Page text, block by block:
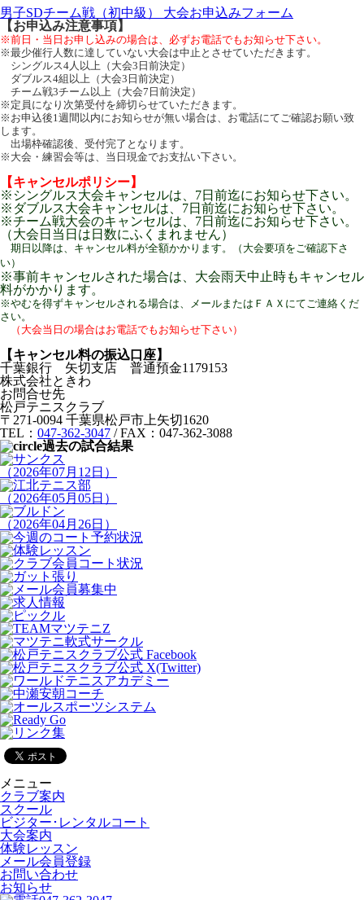
男子SDチーム戦（初中級） 大会お申込みフォーム
【お申込み注意事項】
※前日・当日お申し込みの場合は、必ずお電話でもお知らせ下さい。
※最少催行人数に達していない大会は中止とさせていただきます。
シングルス4人以上（大会3日前決定）
ダブルス4組以上（大会3日前決定）
チーム戦3チーム以上（大会7日前決定）
※定員になり次第受付を締切らせていただきます。
※お申込後1週間以内にお知らせが無い場合は、お電話にてご確認お願い致
します。
出場枠確認後、受付完了となります。
※大会・練習会等は、当日現金でお支払い下さい。
【キャンセルポリシー】
※シングルス大会キャンセルは、7日前迄にお知らせ下さい。
※ダブルス大会キャンセルは、7日前迄にお知らせ下さい。
※チーム戦大会のキャンセルは、7日前迄にお知らせ下さい。
（大会日当日は日数にふくまれません）
期日以降は、キャンセル料が全額かかります。（大会要項をご確認下さ
い）
※事前キャンセルされた場合は、大会雨天中止時もキャンセル
料がかかります。
※やむを得ずキャンセルされる場合は、メールまたはＦＡＸにてご連絡くだ
さい。
（大会当日の場合はお電話でもお知らせ下さい）
【キャンセル料の振込口座】
千葉銀行 矢切支店 普通預金1179153
株式会社ときわ
お問合せ先
松戸テニスクラブ
〒271-0094 千葉県松戸市上矢切1620
TEL： 047-362-3047 / FAX：047-362-3088
過去の試合結果
（2026年07月12日）
（2026年05月05日）
（2026年04月26日）
メニュー
クラブ案内
スクール
ビジター･レンタルコート
大会案内
体験レッスン
メール会員登録
お問い合わせ
お知らせ